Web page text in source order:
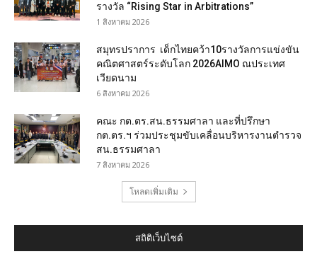
รางวัล “Rising Star in Arbitrations”
1 สิงหาคม 2026
สมุทรปราการ เด็กไทยคว้า10รางวัลการแข่งขัน
คณิตศาสตร์ระดับโลก 2026AIMO ณประเทศ
เวียดนาม
6 สิงหาคม 2026
คณะ กต.ตร.สน.ธรรมศาลา และที่ปรึกษา
กต.ตร.ฯ ร่วมประชุมขับเคลื่อนบริหารงานตำรวจ
สน.ธรรมศาลา
7 สิงหาคม 2026
โหลดเพิ่มเติม
สถิติเว็บไซต์